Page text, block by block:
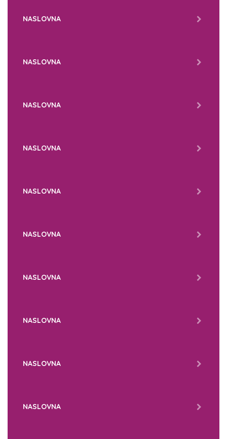
NASLOVNA
NASLOVNA
NASLOVNA
NASLOVNA
NASLOVNA
NASLOVNA
NASLOVNA
NASLOVNA
NASLOVNA
NASLOVNA